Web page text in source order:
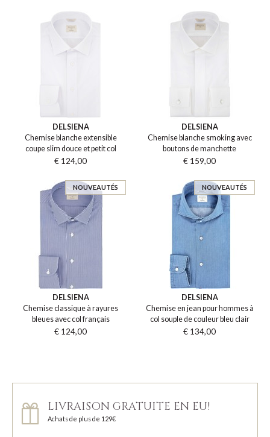
DELSIENA
Chemise blanche extensible
coupe slim douce et petit col
€ 124,00
DELSIENA
Chemise blanche smoking avec
boutons de manchette
€ 159,00
NOUVEAUTÉS
DELSIENA
Chemise classique à rayures
bleues avec col français
€ 124,00
NOUVEAUTÉS
DELSIENA
Chemise en jean pour hommes à
col souple de couleur bleu clair
€ 134,00
LIVRAISON GRATUITE EN EU!
Achats de plus de 129€